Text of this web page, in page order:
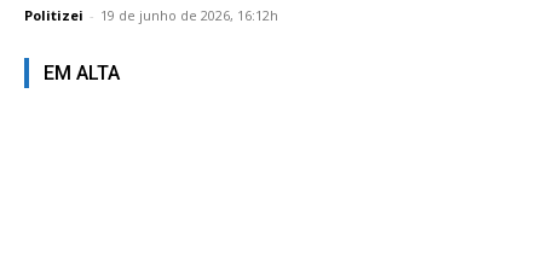
Politizei - 19 de junho de 2026, 16:12h
EM ALTA